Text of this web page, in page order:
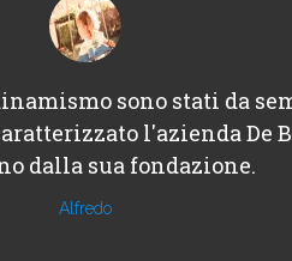
sono stati da
l'azienda De
dalla sua fondazione.
Alfredo